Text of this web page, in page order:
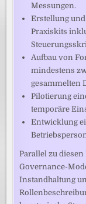
Messungen.
Erstellung
Praxiskits
Aufbau von
mindestens
gesammelten
Pilotierung
temporäre
Entwicklung
Parallel zu
Governance-
Instandhaltung